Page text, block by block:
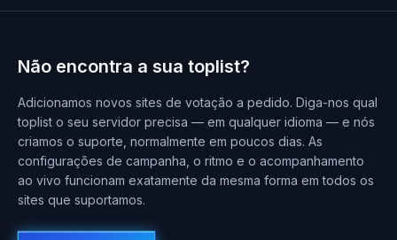
Não encontra a sua toplist?
Adicionamos novos sites de votação a pedido. Diga-nos qual
toplist o seu servidor precisa — em qualquer idioma — e nós
criamos o suporte, normalmente em poucos dias. As
configurações de campanha, o ritmo e o acompanhamento
ao vivo funcionam exatamente da mesma forma em todos os
sites que suportamos.